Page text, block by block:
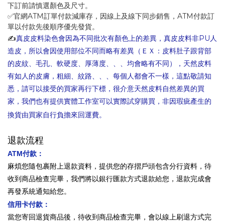
下訂前請慎選顏色及尺寸。
✅官網ATM訂單付款減庫存，因線上及線下同步銷售，ATM付款訂
單以付款先後順序優先發貨。
✍️真皮皮料染色會因為不同批次有顏色上的差異，真皮皮料非PU人
造皮，所以會因使用部位不同而略有差異（ＥＸ：皮料肚子跟背部
的皮紋、毛孔、軟硬度、厚薄度、、、均會略有不同），天然皮料
有如人的皮膚，粗細、紋路、、、 每個人都會不一樣，這點敬請知
悉，請可以接受的買家再行下標，很介意天然皮料自然差異的買
家，我們也有提供實體工作室可以實際試穿購買，非因瑕疵產生的
換貨由買家自行負擔來回運費。
退款流程
ATM付款：
麻煩您隨包裹附上退款資料，提供您的存摺戶頭包含分行資料，待
收到商品檢查完畢，我們將以銀行匯款方式退款給您， 退款完成會
再發系統通知給您。
信用卡付款：
當您寄回退貨商品後， 待收到商品檢查完畢，會以線上刷退方式完